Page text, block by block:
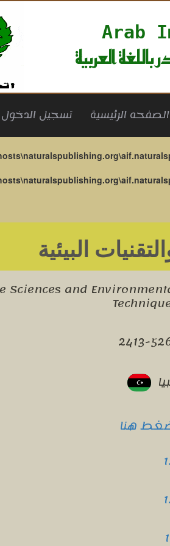
Arab
العربية
تسجيل الدخول الصفحه الرئيسية
البيئية
Sciences and
2413-
هنا